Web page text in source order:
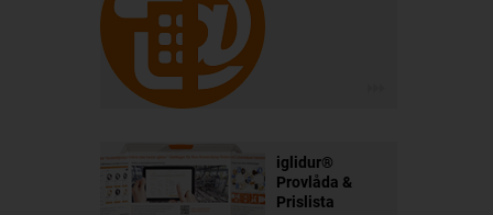
iglidur®
Provlåda &
Prislista